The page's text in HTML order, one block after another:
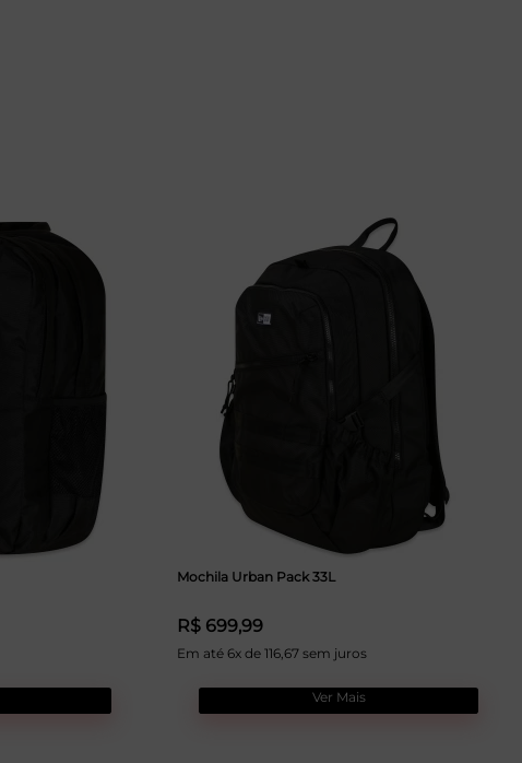
Mochila Urban Pack 33L
R$ 699,99
Em até 6x de 116,67 sem juros
Ver Mais